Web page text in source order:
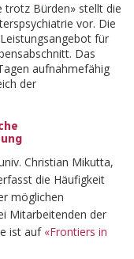
trotz Bürden» stellt die
vor. Die
für
Das
aufnahmefähig
der
Christian Mikutta,
die Häufigkeit
möglichen
Mitarbeitenden der
ist auf «Frontiers in